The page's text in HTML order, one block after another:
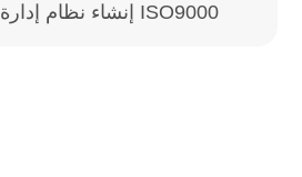
إنشاء نظام إدارة الجودة ISO9000